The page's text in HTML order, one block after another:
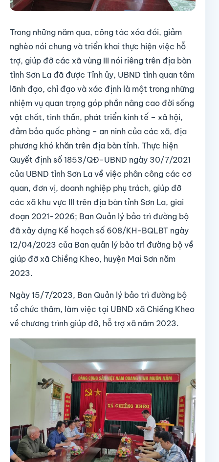
Trong những năm qua, công tác xóa đói, giảm
nghèo nói chung và triển khai thực hiện việc hỗ
trợ, giúp đỡ các xã vùng III nói riêng trên địa bàn
tỉnh Sơn La đã được Tỉnh ủy, UBND tỉnh quan tâm
lãnh đạo, chỉ đạo và xác định là một trong những
nhiệm vụ quan trọng góp phần nâng cao đời sống
vật chất, tinh thần, phát triển kinh tế – xã hội,
đảm bảo quốc phòng – an ninh của các xã, địa
phương khó khăn trên địa bàn tỉnh. Thực hiện
Quyết định số 1853/QĐ-UBND ngày 30/7/2021
của UBND tỉnh Sơn La về việc phân công các cơ
quan, đơn vị, doanh nghiệp phụ trách, giúp đỡ
các xã khu vực III trên địa bàn tỉnh Sơn La, giai
đoạn 2021-2026; Ban Quản lý bảo trì đường bộ
đã xây dựng Kế hoạch số 608/KH-BQLBT ngày
12/04/2023 của Ban quản lý bảo trì đường bộ về
giúp đỡ xã Chiềng Kheo, huyện Mai Sơn năm
2023.
Ngày 15/7/2023, Ban Quản lý bảo trì đường bộ
tổ chức thăm, làm việc tại UBND xã Chiềng Kheo
về chương trình giúp đỡ, hỗ trợ xã năm 2023.